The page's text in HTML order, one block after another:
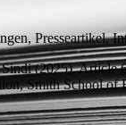
Presseartikel,
(2025). Article
Smith School of